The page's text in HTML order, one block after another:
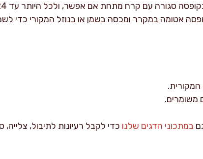
אחסון נכון עושה הבדל דרמטי. טרי נשמר בקירור
אטומה במקרר ומכסה בשמן או בנוזל המקורי כדי
משומרים.
במתכוני הדגים שלנו כדי לקבל רעיונות לתיבול, צלייה,